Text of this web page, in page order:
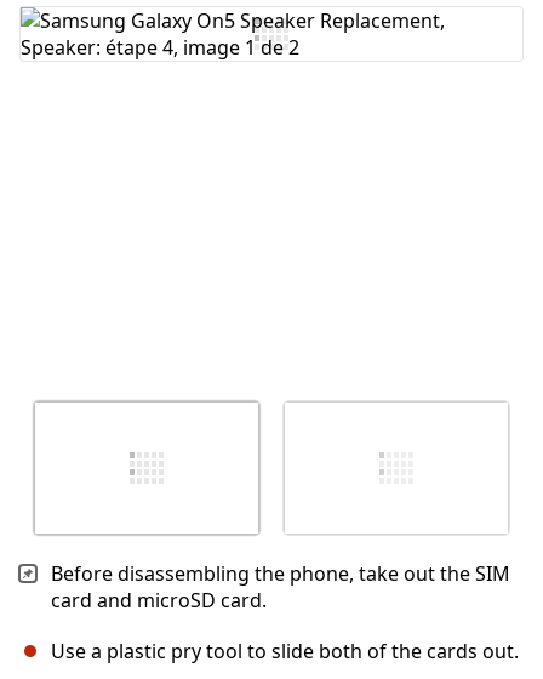
Before disassembling the phone, take out the SIM
card and microSD card.
Use a plastic pry tool to slide both of the cards out.